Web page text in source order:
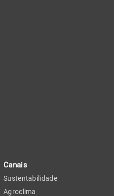
Canais
Sustentabilidade
Agroclima